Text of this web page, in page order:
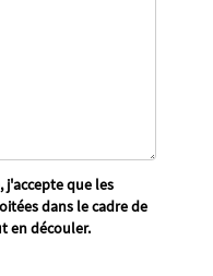
que les
dans le cadre de
en découler.